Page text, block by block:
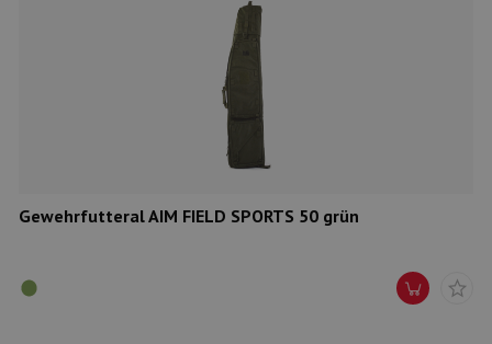
Gewehrfutteral AIM FIELD SPORTS 50 grün